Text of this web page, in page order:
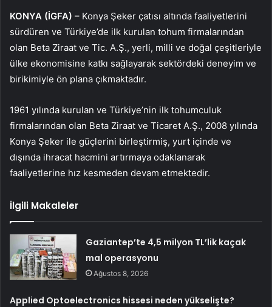
KONYA (İGFA) – Konya Şeker çatısı altında faaliyetlerini
sürdüren ve Türkiye’de ilk kurulan tohum firmalarından
olan Beta Ziraat ve Tic. A.Ş., yerli, milli ve doğal çeşitleriyle
ülke ekonomisine katkı sağlayarak sektördeki deneyim ve
birikimiyle ön plana çıkmaktadır.
1961 yılında kurulan ve Türkiye’nin ilk tohumculuk
firmalarından olan Beta Ziraat ve Ticaret A.Ş., 2008 yılında
Konya Şeker ile güçlerini birleştirmiş, yurt içinde ve
dışında ihracat hacmini artırmaya odaklanarak
faaliyetlerine hız kesmeden devam etmektedir.
İlgili Makaleler
Gaziantep’te 4,5 milyon TL’lik kaçak
mal operasyonu
Ağustos 8, 2026
Applied Optoelectronics hissesi neden yükselişte?